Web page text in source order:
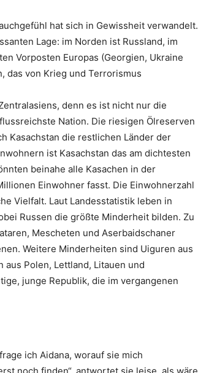
hat sich in Gewissheit verwandelt.
Lage: im Norden ist Russland, im
Vorposten Europas (Georgien, Ukraine
das von Krieg und Terrorismus
denn es ist nicht nur die
Nation. Die riesigen Ölreserven
Kasachstan die restlichen Länder der
ist Kasachstan das am dichtesten
beinahe alle Kasachen in der
Einwohner fasst. Die Einwohnerzahl
Vielfalt. Laut Landesstatistik leben in
Russen die größte Minderheit bilden. Zu
Mescheten und Aserbaidschaner
Weitere Minderheiten sind Uiguren aus
aus Polen, Lettland, Litauen und
junge Republik, die im vergangenen
ich Aidana, worauf sie mich